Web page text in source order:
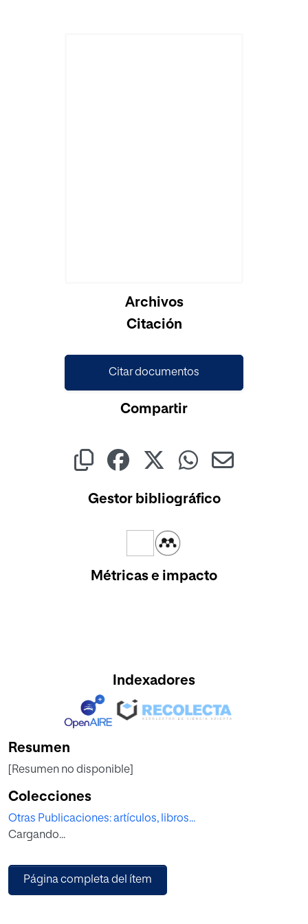
Cargando...Archivos
Citación
Citar documentos
Compartir
Gestor bibliográfico
Métricas e impacto
Indexadores
Resumen
[Resumen no disponible]
Colecciones
Otras Publicaciones: artículos, libros...
Cargando...
Página completa del ítem